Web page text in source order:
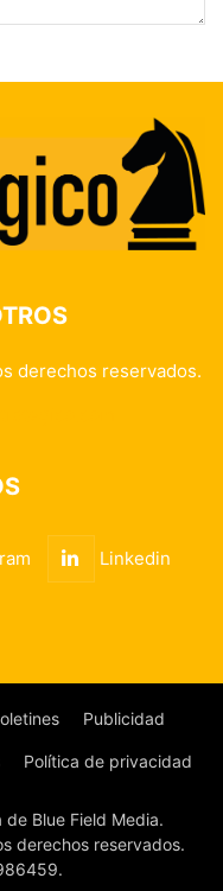
derechos reservados.
Linkedin
Publicidad
Política de privacidad
Blue Field Media.
derechos reservados.